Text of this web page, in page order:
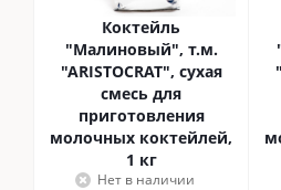
Коктейль
"Малиновый", т.м.
"ARISTOCRAT", сухая
смесь для
приготовления
молочных коктейлей,
1 кг
Нет в наличии